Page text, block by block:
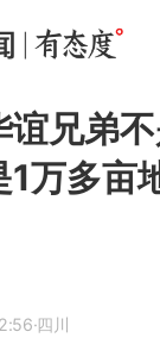
谊兄弟
万多亩
·四川